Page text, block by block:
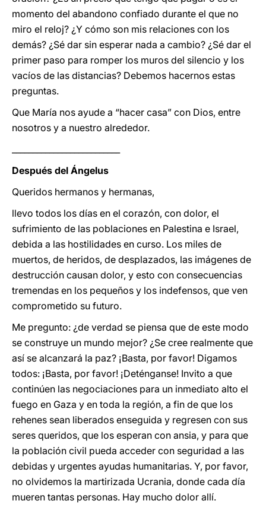
momento del abandono confiado durante el que no
miro el reloj? ¿Y cómo son mis relaciones con los
demás? ¿Sé dar sin esperar nada a cambio? ¿Sé dar el
primer paso para romper los muros del silencio y los
vacíos de las distancias? Debemos hacernos estas
preguntas.
Que María nos ayude a “hacer casa” con Dios, entre
nosotros y a nuestro alrededor.
Después del Ángelus
Queridos hermanos y hermanas,
llevo todos los días en el corazón, con dolor, el
sufrimiento de las poblaciones en Palestina e Israel,
debida a las hostilidades en curso. Los miles de
muertos, de heridos, de desplazados, las imágenes de
destrucción causan dolor, y esto con consecuencias
tremendas en los pequeños y los indefensos, que ven
comprometido su futuro.
Me pregunto: ¿de verdad se piensa que de este modo
se construye un mundo mejor? ¿Se cree realmente que
así se alcanzará la paz? ¡Basta, por favor! Digamos
todos: ¡Basta, por favor! ¡Deténganse! Invito a que
continúen las negociaciones para un inmediato alto el
fuego en Gaza y en toda la región, a fin de que los
rehenes sean liberados enseguida y regresen con sus
seres queridos, que los esperan con ansia, y para que
la población civil pueda acceder con seguridad a las
debidas y urgentes ayudas humanitarias. Y, por favor,
no olvidemos la martirizada Ucrania, donde cada día
mueren tantas personas. Hay mucho dolor allí.